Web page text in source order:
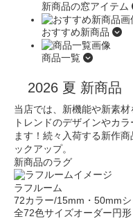
新商品の窓アイテム
おすすめ新商品
商品一覧
2026 夏 新商品
当店では、新機能や新素材
トレンドのデザインやカ
ます！ 続々入荷する新作
ックアップ。
新商品のラグ
ラフルーム
72カラー/15mm・50mmシ
全72色サイズオーダー円